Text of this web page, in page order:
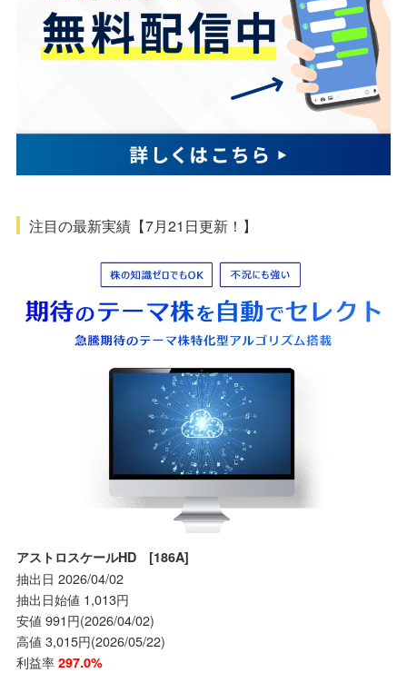
注目の最新実績【7月21日更新！】
アストロスケールHD [186A]
抽出日 2026/04/02
抽出日始値 1,013円
安値 991円(2026/04/02)
高値 3,015円(2026/05/22)
利益率 297.0%